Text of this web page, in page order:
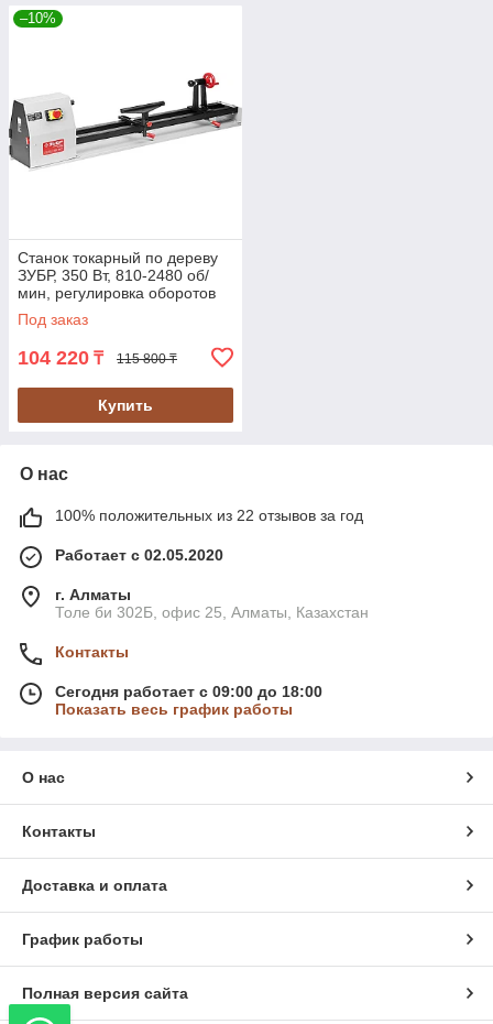
–10%
Станок токарный по дереву
ЗУБР, 350 Вт, 810-2480 об/
мин, регулировка оборотов
(ЗСТД-350-1000)
Под заказ
104 220 ₸ 115 800 ₸
Купить
О нас
100% положительных из 22 отзывов за год
Работает с 02.05.2020
г. Алматы
Толе би 302Б, офис 25, Алматы, Казахстан
Контакты
Сегодня работает с 09:00 до 18:00
Показать весь график работы
О нас
Контакты
Доставка и оплата
График работы
Полная версия сайта